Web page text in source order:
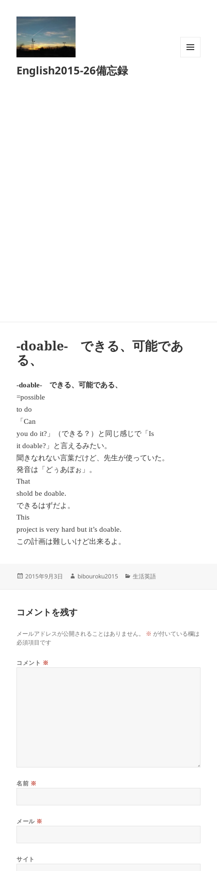
English2015-26備忘録
-doable- できる、可能であ
る、
-doable- できる、可能である、
=possible
to do
「Can
you do it? 」（できる？）と同じ感じで「Is
it doable? 」と言えるみたい。
聞きなれない言葉だけど、先生が使っていた。
発音は「どぅあぼぉ」。
That
shold be doable.
できるはずだよ。
This
project is very hard but it’s doable.
この計画は難しいけど出来るよ。
投
2015年9月3日
作
bibouroku2015
カ
生活英語
コメントを残す
メールアドレスが公開されることはありません。 ※ が付いている欄は
必須項目です
コメント ※
名前 ※
メール ※
サイト